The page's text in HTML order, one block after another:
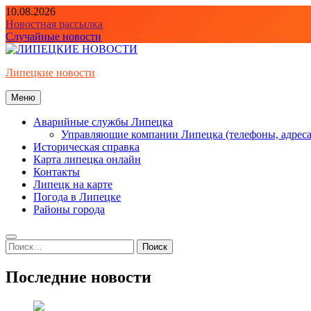
Перейти
к
содержимому
10.08.2026
Новостная рассылка
Случайные новости
Липецкие новости
Меню
Аварийные службы Липецка
Управляющие компании Липецка (телефоны,
Историческая справка
Карта липецка онлайн
Контакты
Липецк на карте
Погода в Липецке
Районы города
Найти:
Последние новости